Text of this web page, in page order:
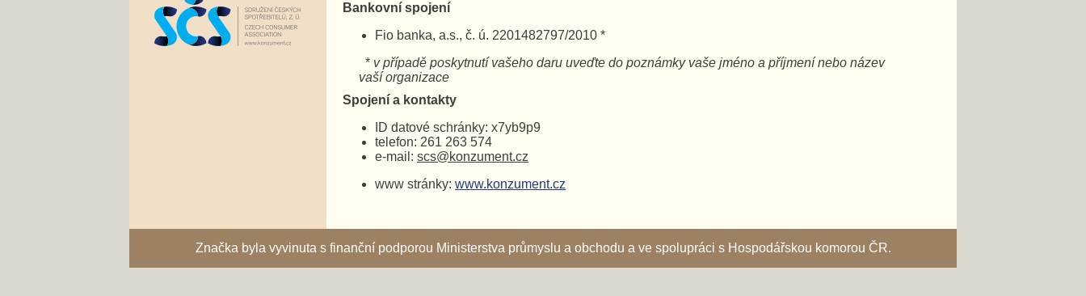
Bankovní spojení
Fio banka, a.s., č. ú. 2201482797/2010 *
* v případě poskytnutí vašeho daru uveďte do poznámky vaše jméno a příjmení nebo název
vaší organizace
Spojení a kontakty
ID datové schránky: x7yb9p9
telefon: 261 263 574
e-mail: scs@konzument.cz
www stránky: www.konzument.cz
Značka byla vyvinuta s finanční podporou Ministerstva průmyslu a obchodu a ve spolupráci s Hospodářskou komorou ČR.